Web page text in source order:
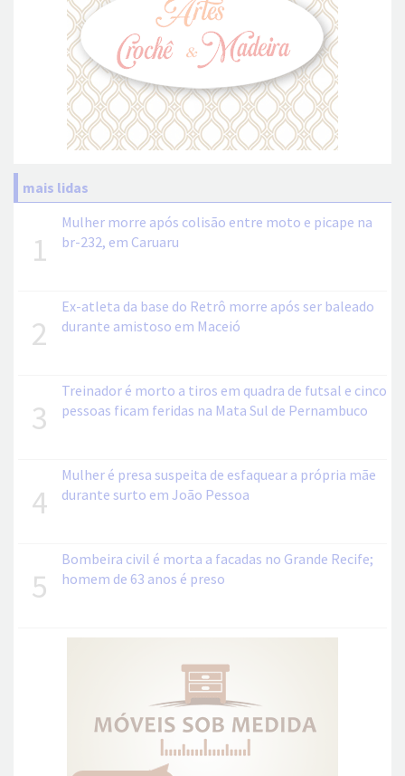
mais lidas
1
Mulher morre após colisão entre moto e picape na
br-232, em Caruaru
2
Ex-atleta da base do Retrô morre após ser baleado
durante amistoso em Maceió
3
Treinador é morto a tiros em quadra de futsal e cinco
pessoas ficam feridas na Mata Sul de Pernambuco
4
Mulher é presa suspeita de esfaquear a própria mãe
durante surto em João Pessoa
5
Bombeira civil é morta a facadas no Grande Recife;
homem de 63 anos é preso